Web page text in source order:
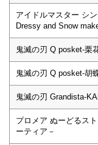
アイドルマスター シ
Dressy and Snow
鬼滅の刃 Q posket-栗
鬼滅の刃 Q posket-胡
鬼滅の刃 Grandista-
プロメア ぬーどるス
ーティア－